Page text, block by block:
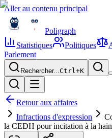
Aller au contenu principal
Poligraph
Statistiques
Politiques
Parlement
Rechercher...Ctrl+K
Retour aux affaires
Infractions d'expression
la CEDH pour incitation à la